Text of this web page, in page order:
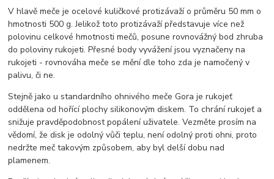
V hlavě meče je ocelové kuličkové protizávaží o průměru 50 mm o
hmotnosti 500 g. Jelikož toto protizávaží představuje více než
polovinu celkové hmotnosti mečů, posune rovnovážný bod zhruba
do poloviny rukojeti. Přesné body vyvážení jsou vyznačeny na
rukojeti - rovnováha meče se mění dle toho zda je namočený v
palivu, či ne.
Stejně jako u standardního ohnivého meče Gora je rukojeť
oddělena od hořící plochy silikonovým diskem. To chrání rukojeť a
snižuje pravděpodobnost popálení uživatele. Vezměte prosím na
vědomí, že disk je odolný vůči teplu, není odolný proti ohni, proto
nedržte meč takovým způsobem, aby byl delší dobu nad
plamenem.